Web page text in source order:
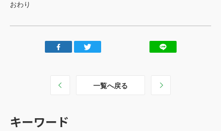
おわり
一覧へ戻る
キーワード